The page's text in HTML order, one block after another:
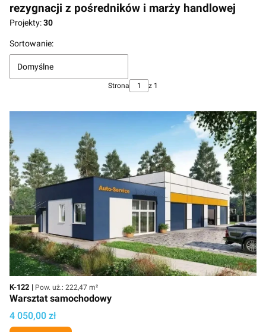
rezygnacji z pośredników i marży handlowej
Projekty:30
Lista produktów
Sortowanie:
Domyślne
Strona z 1
Kod
K-122 Powierzchnia użytkowa
Pow. uż.: 222,47 m²
Warsztat samochodowy
Cena projektu
4 050,00 zł